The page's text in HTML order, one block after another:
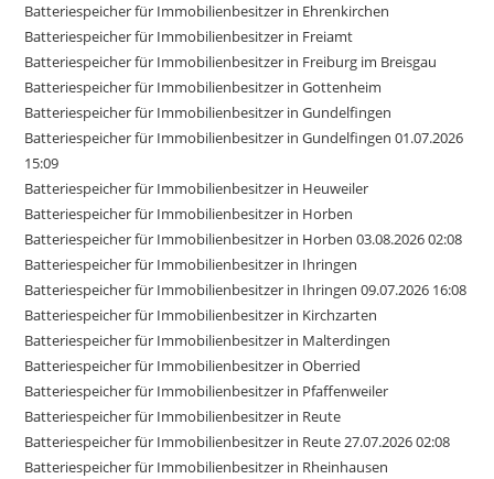
Batteriespeicher für Immobilienbesitzer in Ehrenkirchen
Batteriespeicher für Immobilienbesitzer in Freiamt
Batteriespeicher für Immobilienbesitzer in Freiburg im Breisgau
Batteriespeicher für Immobilienbesitzer in Gottenheim
Batteriespeicher für Immobilienbesitzer in Gundelfingen
Batteriespeicher für Immobilienbesitzer in Gundelfingen 01.07.2026
15:09
Batteriespeicher für Immobilienbesitzer in Heuweiler
Batteriespeicher für Immobilienbesitzer in Horben
Batteriespeicher für Immobilienbesitzer in Horben 03.08.2026 02:08
Batteriespeicher für Immobilienbesitzer in Ihringen
Batteriespeicher für Immobilienbesitzer in Ihringen 09.07.2026 16:08
Batteriespeicher für Immobilienbesitzer in Kirchzarten
Batteriespeicher für Immobilienbesitzer in Malterdingen
Batteriespeicher für Immobilienbesitzer in Oberried
Batteriespeicher für Immobilienbesitzer in Pfaffenweiler
Batteriespeicher für Immobilienbesitzer in Reute
Batteriespeicher für Immobilienbesitzer in Reute 27.07.2026 02:08
Batteriespeicher für Immobilienbesitzer in Rheinhausen